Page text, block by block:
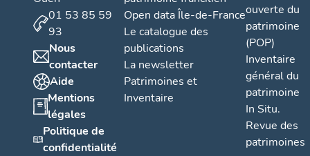
01 53 85 59
93
Nous
contacter
Aide
Mentions
légales
Politique de
confidentialité
Open data Île-de-France
Le catalogue des
publications
La newsletter
Patrimoines et
Inventaire
ouverte du
patrimoine
(POP)
Inventaire
général du
patrimoine
In Situ.
Revue des
patrimoines